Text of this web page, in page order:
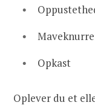
Opkast
Oplever du et